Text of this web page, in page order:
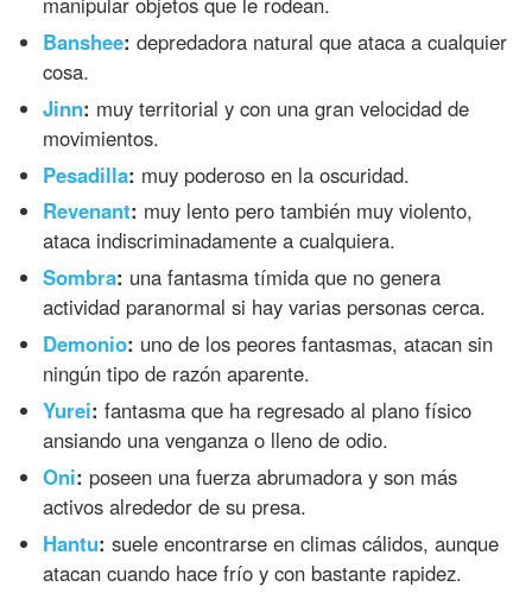
Banshee: depredadora natural que ataca a cualquier
cosa.
Jinn: muy territorial y con una gran velocidad de
movimientos.
Pesadilla: muy poderoso en la oscuridad.
Revenant: muy lento pero también muy violento,
ataca indiscriminadamente a cualquiera.
Sombra: una fantasma tímida que no genera
actividad paranormal si hay varias personas cerca.
Demonio: uno de los peores fantasmas, atacan sin
ningún tipo de razón aparente.
Yurei: fantasma que ha regresado al plano físico
ansiando una venganza o lleno de odio.
Oni: poseen una fuerza abrumadora y son más
activos alrededor de su presa.
Hantu: suele encontrarse en climas cálidos, aunque
atacan cuando hace frío y con bastante rapidez.